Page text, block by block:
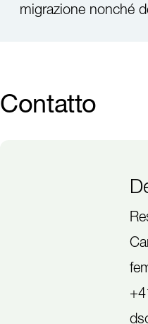
migrazione nonché
Contatto